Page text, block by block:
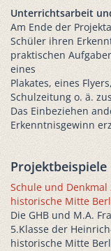
Unterrichtsarbeit
Am Ende der
Schüler ihren
praktischen
eines
Plakates, eines
Schulzeitung o. ä.
Das Einbeziehen
Erkenntnisgewinn
Projektbeispiele
Schule und
historische Mitte
Die GHB und M.A.
5.Klasse der
historische Mitte